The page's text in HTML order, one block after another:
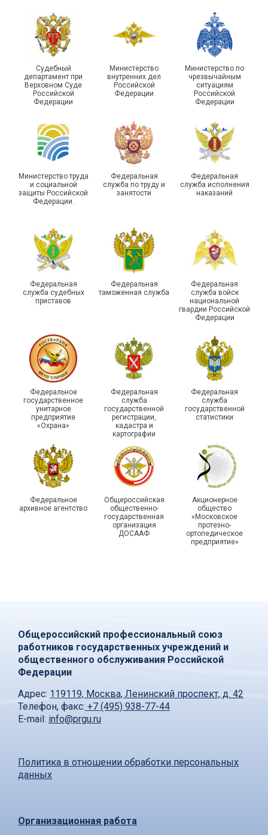
Чествование ветеранов
боевых действий
Самарской области
Подписано соглашение с
Единство традиций и сила
организаций ГУФСИН
России по Пермскому
краю приняли участие в
туристическом слете
215-й юбилей
государственной
статистики отметили в
Республике Саха (Якутия)
Храбрым детям – добрые
подарки
Судебный
департамент при
Верховном Суде
Российской
Федерации
Министерство
внутренних дел
Российской
Федерации
Министерство по
чрезвычайным
ситуациям
Российской
Федерации
Министерство труда
и социальной
защиты Российской
Федерации.
Федеральная
служба по труду и
занятости
Федеральная
служба исполнения
наказаний
Федеральная
служба судебных
приставов
Федеральная
таможенная служба
Федеральная
служба войск
национальной
гвардии Российской
Федерации
Федеральное
государственное
унитарное
предприятие
«Охрана»
Федеральная
служба
государственной
регистрации,
кадастра и
картографии
Федеральная
служба
государственной
статистики
Федеральное
архивное агентство
Общероссийская
общественно-
государственная
организация
ДОСААФ
Акционерное
общество
«Московское
протезно-
ортопедическое
предприятие»
Общероссийский профессиональный союз
работников государственных учреждений и
общественного обслуживания Российской
Федерации
Адрес: 119119, Москва, Ленинский проспект, д. 42
Телефон, факс: +7 (495) 938-77-44
E-mail: info@prgu.ru
Политика в отношении обработки персональных
данных
Организационная работа